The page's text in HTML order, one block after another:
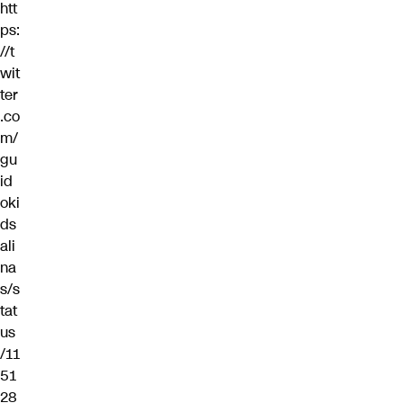
htt
ps:
//t
wit
ter
.co
m/
gu
id
oki
ds
ali
na
s/s
tat
us
/11
51
28